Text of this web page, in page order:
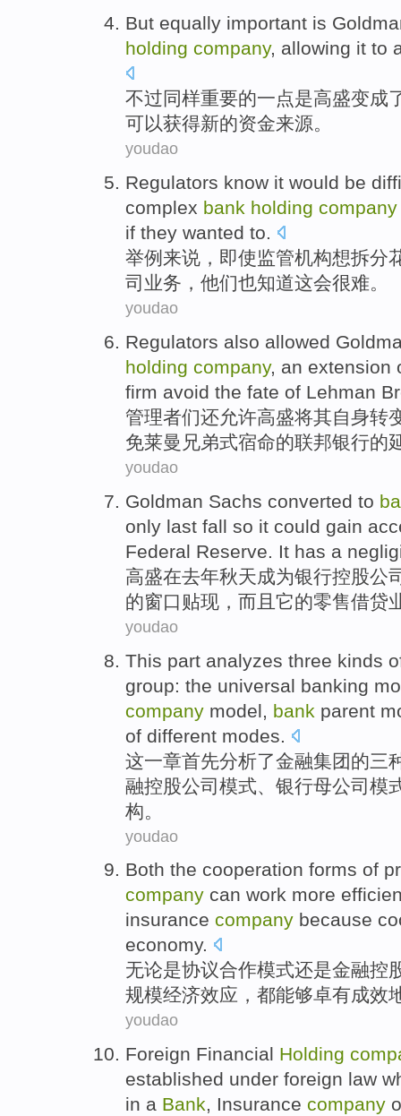
But equally important is
holding company, allowing it to
不过同样重要的一点是高盛变成
可以获得新的资金来源。
youdao
Regulators know it would be
complex bank holding company
if they wanted to.
举例 来说， 即使监管机构想拆分
司 业务 ， 他们也知道这会很难。
youdao
Regulators also allowed
holding company, an extension
firm avoid the fate of Lehman
管理者们还允许高盛将其自身转
免莱曼兄弟式宿命的联邦银行的
youdao
Goldman Sachs converted to
only last fall so it could gain
Federal Reserve. It has a
高盛在去年秋天成为银行控股公
的窗口贴现，而且 它的零售借贷
youdao
This part analyzes three kinds
group: the universal banking
company model bank parent
of different modes
这一章首先分析了金融集团的三
融控股公司 模式、 银行母公司 模
构 。
youdao
Both the cooperation forms of
company can work more
insurance company because
economy.
无论是协议合作模式还是金融控
规模经济效应，都能够卓有成效
youdao
Foreign Financial Holding
established under foreign law
in a Bank, Insurance company